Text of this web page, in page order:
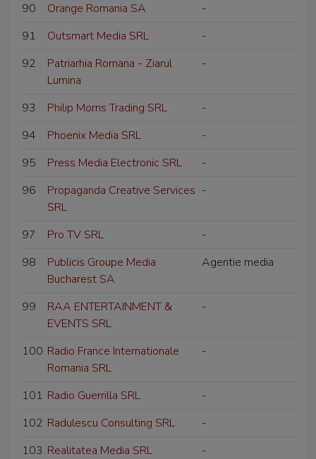
90
Orange Romania SA
-
91
Outsmart Media SRL
-
92
Patriarhia Romana - Ziarul
Lumina
-
93 Philip Morris Trading SRL
-
94
Phoenix Media SRL
-
95
Press Media Electronic SRL
-
96
Propaganda Creative Services
SRL
-
97 Pro TV SRL
-
98
Publicis Groupe Media
Bucharest SA
Agentie media
99
RAA ENTERTAINMENT &
EVENTS SRL
-
100 Radio France Internationale
Romania SRL
-
101 Radio Guerrilla SRL
-
102 Radulescu Consulting SRL
-
103 Realitatea Media SRL
-